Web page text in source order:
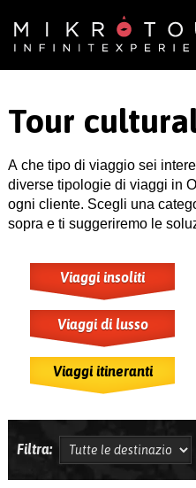
Tour
A che tipo di viaggio sei
diverse tipologie di viaggi in
ogni cliente. Scegli una
sopra e ti suggeriremo le
Viaggi insoliti
Viaggi di lusso
Viaggi itineranti
Filtra: